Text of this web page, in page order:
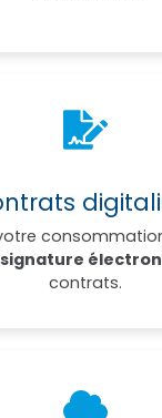
signature
contrats.